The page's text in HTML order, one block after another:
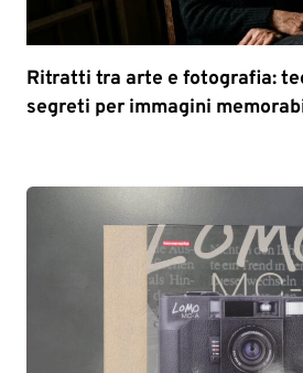
Ritratti tra arte e fotografia:
segreti per immagini